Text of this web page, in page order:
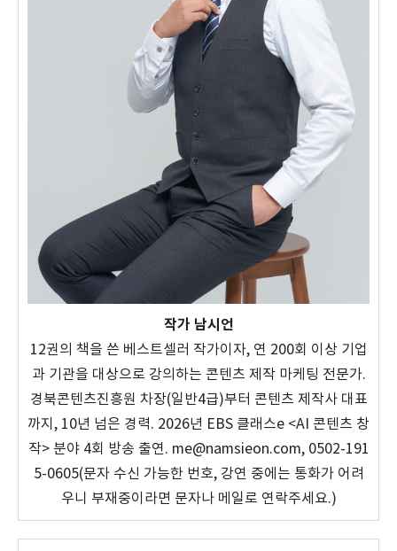
작가 남시언
12권의 책을 쓴 베스트셀러 작가이자, 연 200회 이상 기업
과 기관을 대상으로 강의하는 콘텐츠 제작 마케팅 전문가.
경북콘텐츠진흥원 차장(일반4급)부터 콘텐츠 제작사 대표
까지, 10년 넘은 경력. 2026년 EBS 클래스e <AI 콘텐츠 창
작> 분야 4회 방송 출연. me@namsieon.com, 0502-191
5-0605(문자 수신 가능한 번호, 강연 중에는 통화가 어려
우니 부재중이라면 문자나 메일로 연락주세요.)